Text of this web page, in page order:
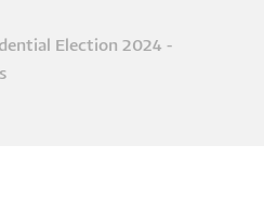
Election 2024 -